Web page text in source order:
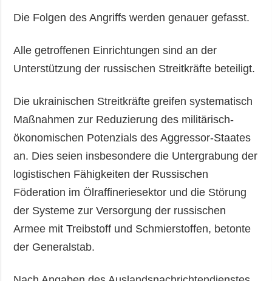
Die Folgen des Angriffs werden genauer gefasst.
Alle getroffenen Einrichtungen sind an der
Unterstützung der russischen Streitkräfte beteiligt.
Die ukrainischen Streitkräfte greifen systematisch
Maßnahmen zur Reduzierung des militärisch-
ökonomischen Potenzials des Aggressor-Staates
an. Dies seien insbesondere die Untergrabung der
logistischen Fähigkeiten der Russischen
Föderation im Ölraffineriesektor und die Störung
der Systeme zur Versorgung der russischen
Armee mit Treibstoff und Schmierstoffen, betonte
der Generalstab.